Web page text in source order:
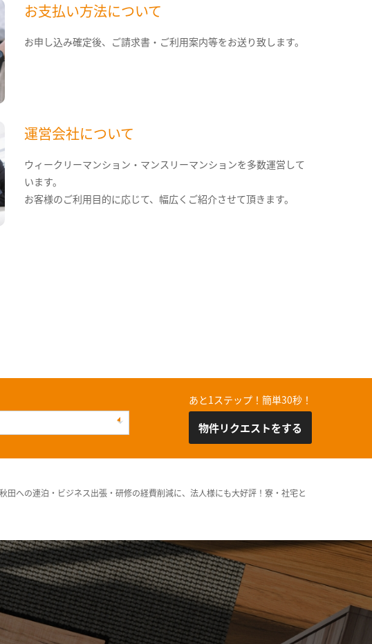
お支払い方法について
お申し込み確定後、ご請求書・ご利用案内等をお送り致します。
運営会社について
ウィークリーマンション・マンスリーマンションを多数運営して
います。
お客様のご利用目的に応じて、幅広くご紹介させて頂きます。
あと1ステップ！簡単30秒！
物件リクエストをする
への連泊・ビジネス出張・研修の経費削減に、法人様にも大好評！寮・社宅と